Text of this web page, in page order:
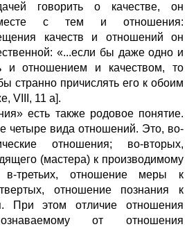
говорить о качестве, он
с тем и отношения:
качеств и отношений он
«...если бы даже одно и
и отношением и качеством, то
странно причислять его к обоим
VIII, 11 а].
есть также родовое понятие.
четыре вида отношений. Это, во-
отношения; во-вторых,
(мастера) к производимому
третьих, отношение меры к
отношение познания к
При этом отличие отношения
от отношения